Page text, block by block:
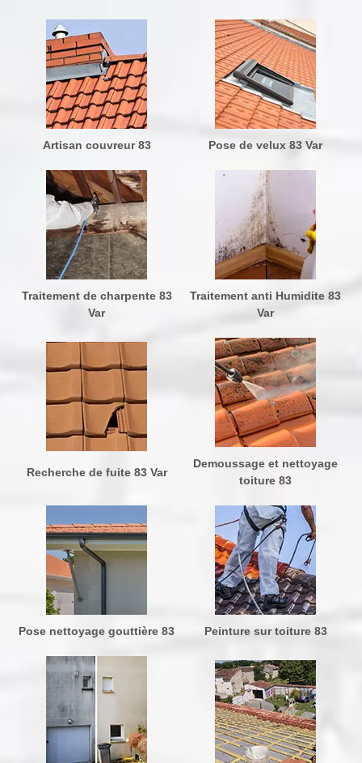
Artisan couvreur 83 Pose de velux 83 Var
Traitement de charpente 83
Var
Traitement anti Humidite 83
Var
Recherche de fuite 83 Var
Demoussage et nettoyage
toiture 83
Pose nettoyage gouttière 83 Peinture sur toiture 83